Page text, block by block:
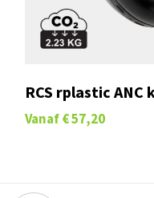
RCS rplastic
Vanaf € 57,20